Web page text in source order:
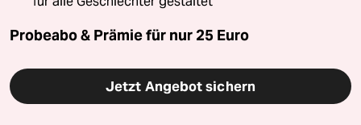
Probeabo & Prämie für nur 25 Euro
Jetzt Angebot sichern